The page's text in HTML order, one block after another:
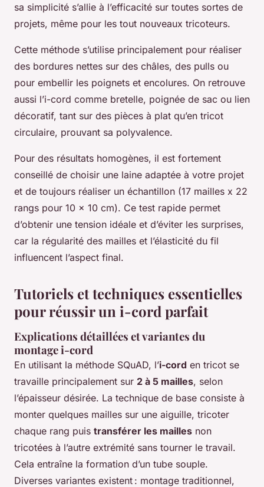
sa simplicité s’allie à l’efficacité sur toutes sortes de
projets, même pour les tout nouveaux tricoteurs.
Cette méthode s’utilise principalement pour réaliser
des bordures nettes sur des châles, des pulls ou
pour embellir les poignets et encolures. On retrouve
aussi l’i-cord comme bretelle, poignée de sac ou lien
décoratif, tant sur des pièces à plat qu’en tricot
circulaire, prouvant sa polyvalence.
Pour des résultats homogènes, il est fortement
conseillé de choisir une laine adaptée à votre projet
et de toujours réaliser un échantillon (17 mailles x 22
rangs pour 10 x 10 cm). Ce test rapide permet
d’obtenir une tension idéale et d’éviter les surprises,
car la régularité des mailles et l’élasticité du fil
influencent l’aspect final.
Tutoriels et techniques essentielles
pour réussir un i-cord parfait
Explications détaillées et variantes du
montage i-cord
En utilisant la méthode SQuAD, l’i-cord en tricot se
travaille principalement sur 2 à 5 mailles, selon
l’épaisseur désirée. La technique de base consiste à
monter quelques mailles sur une aiguille, tricoter
chaque rang puis transférer les mailles non
tricotées à l’autre extrémité sans tourner le travail.
Cela entraîne la formation d’un tube souple.
Diverses variantes existent : montage traditionnel,